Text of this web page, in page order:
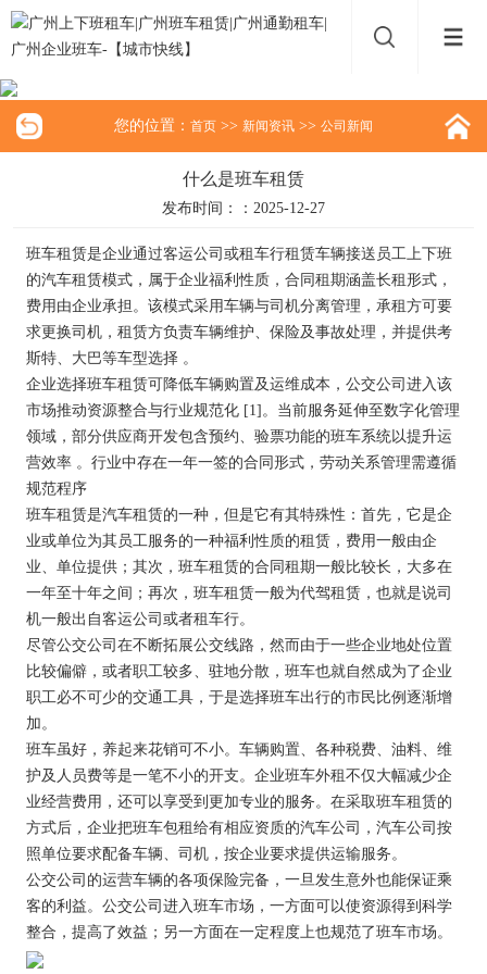
您的位置： 首页 >> 新闻资讯 >> 公司新闻
什么是班车租赁
发布时间：：2025-12-27
班车租赁是企业通过客运公司或租车行租赁车辆接送员工上下班
的汽车租赁模式，属于企业福利性质，合同租期涵盖长租形式，
费用由企业承担。该模式采用车辆与司机分离管理，承租方可要
求更换司机，租赁方负责车辆维护、保险及事故处理，并提供考
斯特、大巴等车型选择 。
企业选择班车租赁可降低车辆购置及运维成本，公交公司进入该
市场推动资源整合与行业规范化 [1]。当前服务延伸至数字化管理
领域，部分供应商开发包含预约、验票功能的班车系统以提升运
营效率 。行业中存在一年一签的合同形式，劳动关系管理需遵循
规范程序
班车租赁是汽车租赁的一种，但是它有其特殊性：首先，它是企
业或单位为其员工服务的一种福利性质的租赁，费用一般由企
业、单位提供；其次，班车租赁的合同租期一般比较长，大多在
一年至十年之间；再次，班车租赁一般为代驾租赁，也就是说司
机一般出自客运公司或者租车行。
尽管公交公司在不断拓展公交线路，然而由于一些企业地处位置
比较偏僻，或者职工较多、驻地分散，班车也就自然成为了企业
职工必不可少的交通工具，于是选择班车出行的市民比例逐渐增
加。
班车虽好，养起来花销可不小。车辆购置、各种税费、油料、维
护及人员费等是一笔不小的开支。企业班车外租不仅大幅减少企
业经营费用，还可以享受到更加专业的服务。在采取班车租赁的
方式后，企业把班车包租给有相应资质的汽车公司，汽车公司按
照单位要求配备车辆、司机，按企业要求提供运输服务。
公交公司的运营车辆的各项保险完备，一旦发生意外也能保证乘
客的利益。公交公司进入班车市场，一方面可以使资源得到科学
整合，提高了效益；另一方面在一定程度上也规范了班车市场。